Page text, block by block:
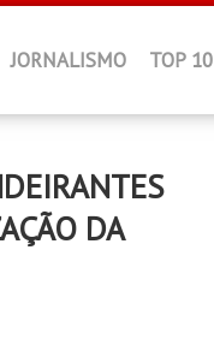
JORNALISMO TOP 10
DA